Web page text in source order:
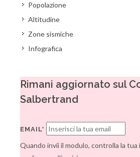
Popolazione
Altitudine
Zone sismiche
Infografica
Rimani aggiornato sul
Salbertrand
EMAIL*
Quando invii il modulo, controlla la tua